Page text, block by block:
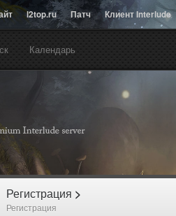
l2top.ru Патч Клиент Interlude
Календарь
Регистрация >
Регистрация